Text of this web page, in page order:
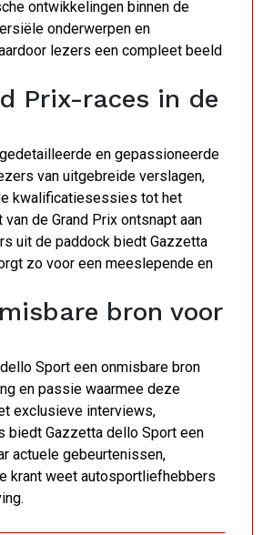
ontwikkelingen binnen de
onderwerpen en
lezers een compleet beeld
Prix-races in de
en gepassioneerde
van uitgebreide verslagen,
kwalificatiesessies tot het
de Grand Prix ontsnapt aan
uit de paddock biedt Gazzetta
zo voor een meeslepende en
bron voor
Sport een onmisbare bron
en passie waarmee deze
exclusieve interviews,
biedt Gazzetta dello Sport een
actuele gebeurtenissen,
krant weet autosportliefhebbers